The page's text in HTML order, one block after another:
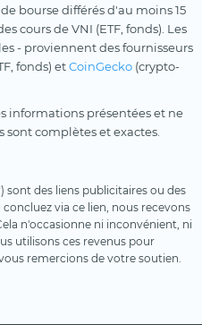
bourse différés d'au moins 15
cours de VNI (ETF, fonds). Les
- proviennent des fournisseurs
fonds) etCoinGecko (crypto-
informations présentées et ne
sont complètes et exactes.
sont des liens publicitaires ou des
via ce lien, nous recevons
n'occasionne ni inconvénient, ni
utilisons ces revenus pour
remercions de votre soutien.